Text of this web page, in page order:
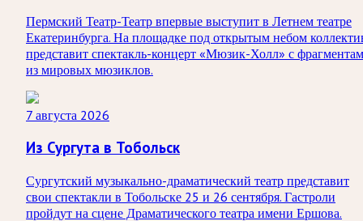
Пермский Театр-Театр впервые выступит в Летнем театре
Екатеринбурга. На площадке под открытым небом
представит спектакль-концерт «Мюзик-Холл» с
из мировых мюзиклов.
7 августа 2026
Из Сургута в Тобольск
Сургутский музыкально-драматический театр представит
свои спектакли в Тобольске 25 и 26 сентября. Гастроли
пройдут на сцене Драматического театра имени Ершова.